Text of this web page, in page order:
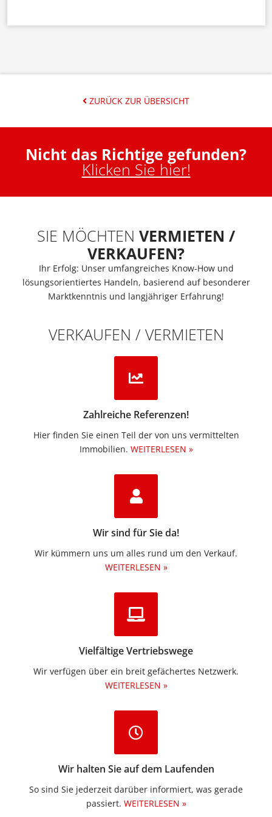
ZURÜCK ZUR ÜBERSICHT
Nicht das Richtige gefunden?
Klicken Sie hier!
SIE MÖCHTEN VERMIETEN /
VERKAUFEN?
Ihr Erfolg: Unser umfangreiches Know-How und
lösungsorientiertes Handeln, basierend auf besonderer
Marktkenntnis und langjähriger Erfahrung!
VERKAUFEN / VERMIETEN
Zahlreiche Referenzen!
Hier finden Sie einen Teil der von uns vermittelten
Immobilien.​ WEITERLESEN »
Wir sind für Sie da!
Wir kümmern uns um alles rund um den Verkauf.
WEITERLESEN »
Vielfältige Vertriebswege
Wir verfügen über ein breit gefächertes Netzwerk.
WEITERLESEN »
Wir halten Sie auf dem Laufenden
So sind Sie jederzeit darüber informiert, was gerade
passiert. WEITERLESEN »